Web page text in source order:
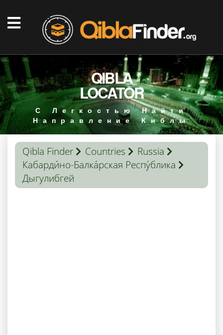
QIBLA
LOCATOR
С Легкостью Найти
Направление Киблы
Qibla Finder Countries
Russia
Кабарди́но-Балка́рская Респу́блика
Дыгулибгей